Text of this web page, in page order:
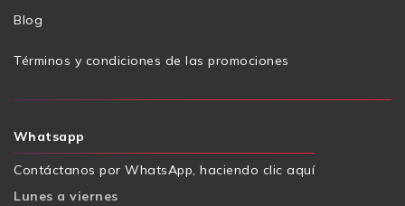
Blog
Términos y condiciones de las promociones
Whatsapp
Contáctanos por WhatsApp, haciendo clic aquí
Lunes a viernes